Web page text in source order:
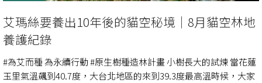
艾瑪絲要養出10年後的貓空秘境｜8月貓空林地
養護紀錄
#為艾而種 為永續行動 #原生樹種造林計畫 小樹長大的試煉 當花蓮
玉里氣溫飆到40.7度，大台北地區的來到39.3度最高溫時候，大家